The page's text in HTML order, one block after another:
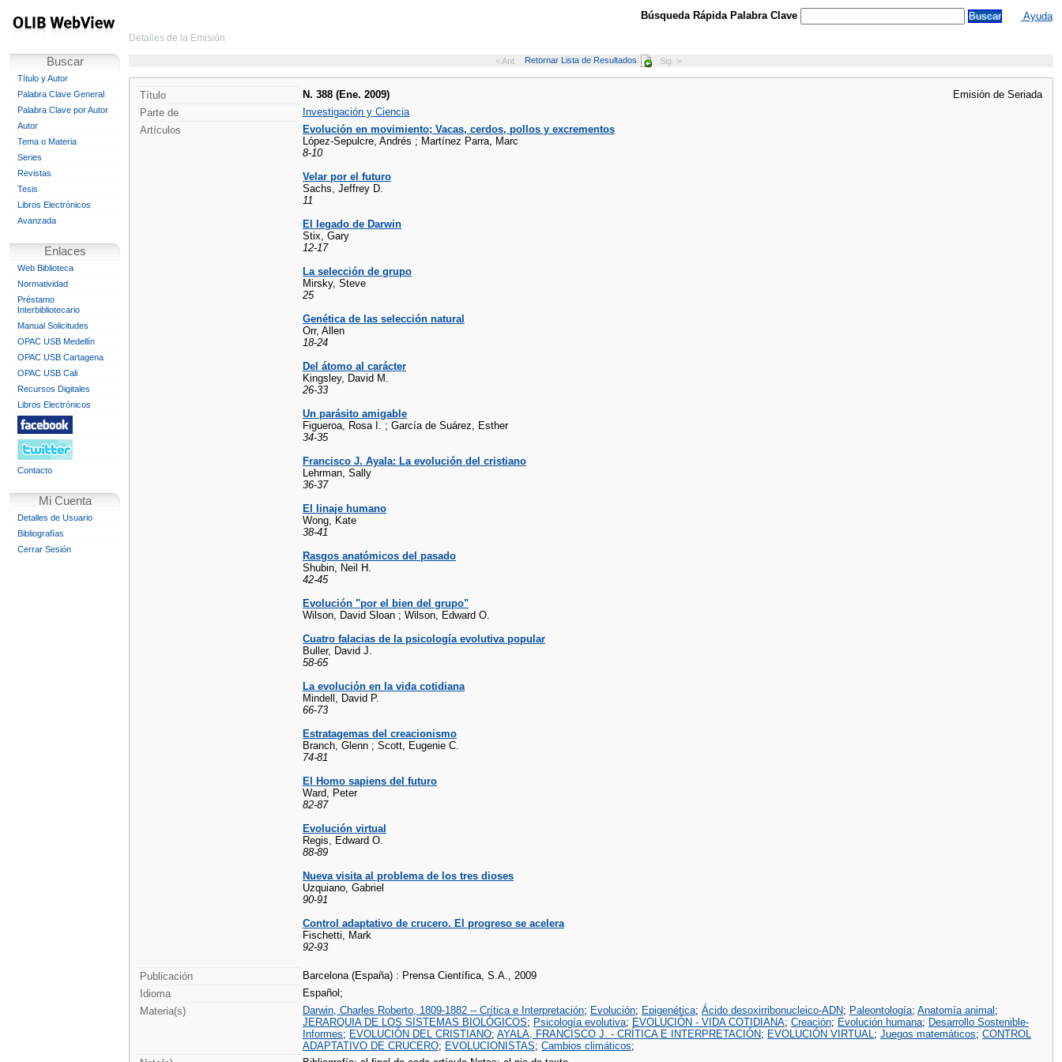
Buscar
Título y Autor
Palabra Clave General
Palabra Clave por Autor
Autor
Tema o Materia
Series
Revistas
Tesis
Libros Electrónicos
Avanzada
Enlaces
Web Biblioteca
Normatividad
Préstamo
Interbibliotecario
Manual Solicitudes
OPAC USB Medellín
OPAC USB Cartagena
OPAC USB Cali
Recursos Digitales
Libros Electrónicos
Contacto
Mi Cuenta
Detalles de Usuario
Bibliografías
Cerrar Sesión
Búsqueda Rápida Palabra Clave Ayuda
Detalles de la Emisión
< Ant. Retornar Lista de Resultados Sig. >
Título N. 388 (Ene. 2009)
Emisión de Seriada
Parte de
Investigación y Ciencia
Artículos
Evolución en movimiento; Vacas, cerdos, pollos y excrementos
López-Sepulcre, Andrés ; Martínez Parra, Marc
8-10
Velar por el futuro
Sachs, Jeffrey D.
11
El legado de Darwin
Stix, Gary
12-17
La selección de grupo
Mirsky, Steve
25
Genética de las selección natural
Orr, Allen
18-24
Del átomo al carácter
Kingsley, David M.
26-33
Un parásito amigable
Figueroa, Rosa I. ; García de Suárez, Esther
34-35
Francisco J. Ayala: La evolución del cristiano
Lehrman, Sally
36-37
El linaje humano
Wong, Kate
38-41
Rasgos anatómicos del pasado
Shubin, Neil H.
42-45
Evolución "por el bien del grupo"
Wilson, David Sloan ; Wilson, Edward O.
Cuatro falacias de la psicología evolutiva popular
Buller, David J.
58-65
La evolución en la vida cotidiana
Mindell, David P.
66-73
Estratagemas del creacionismo
Branch, Glenn ; Scott, Eugenie C.
74-81
El Homo sapiens del futuro
Ward, Peter
82-87
Evolución virtual
Regis, Edward O.
88-89
Nueva visita al problema de los tres dioses
Uzquiano, Gabriel
90-91
Control adaptativo de crucero. El progreso se acelera
Fischetti, Mark
92-93
Publicación
Barcelona (España) : Prensa Científica, S.A., 2009
Idioma
Español;
Materia(s)
Darwin, Charles Roberto, 1809-1882 -- Crítica e Interpretación; Evolución; Epigenética; Ácido desoxirribonucleico-ADN; Paleontología; Anatomía animal ;
JERARQUIA DE LOS SISTEMAS BIOLÓGICOS; Psicología evolutiva; EVOLUCIÓN - VIDA COTIDIANA; Creación; Evolución humana; Desarrollo Sostenible-
Informes; EVOLUCIÓN DEL CRISTIANO; AYALA, FRANCISCO J. - CRÍTICA E INTERPRETACIÓN; EVOLUCIÓN VIRTUAL; Juegos matemáticos; CONTROL
ADAPTATIVO DE CRUCERO; EVOLUCIONISTAS; Cambios climáticos;